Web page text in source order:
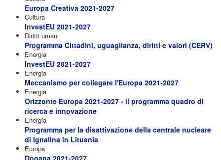
Europa Creativa 2021-2027
Cultura
InvestEU 2021-2027
Diritti umani
Programma Cittadini, uguaglianza, diritti e valori (CERV)
Energia
InvestEU 2021-2027
Energia
Meccanismo per collegare l'Europa 2021-2027
Energia
Orizzonte Europa 2021-2027 - il programma quadro di
ricerca e innovazione
Energia
Programma per la disattivazione della centrale nucleare
di Ignalina in Lituania
Europa
Dogana 2021-2027